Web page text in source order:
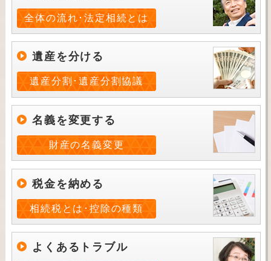
全体の流れ･法定相続とは
遺産を分ける
遺産分割･遺産分割協議
名義を変更する
財産の名義変更
税金を納める
相続税とは･控除の種類
よくあるトラブル